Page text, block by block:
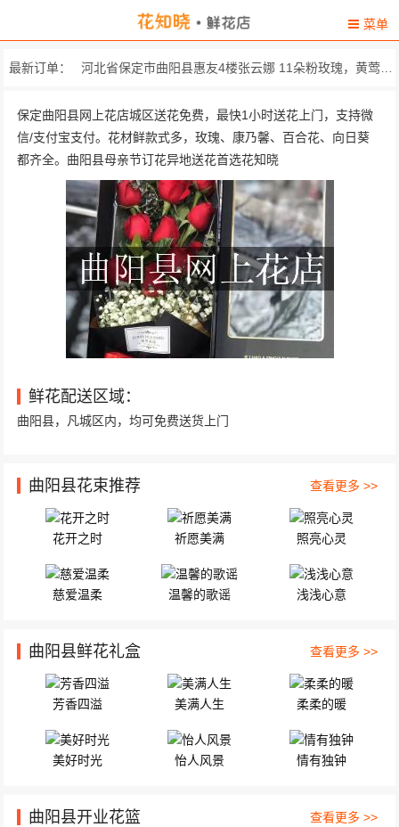
菜单
最新订单：
河北省曲阳县百通新苑 精品红玫瑰19枝,搭配黄英...
曲阳县恒阳中学 精选11朵顶级红玫瑰，一...
永宁花园一期8号楼西单元203 精心挑选11枝顶级红玫瑰
保定曲阳县网上花店城区送花免费，最快1小时送花上门，支持微
信/支付宝支付。花材鲜款式多，玫瑰、康乃馨、百合花、向日葵
都齐全。曲阳县母亲节订花异地送花首选花知晓
鲜花配送区域：
曲阳县，凡城区内，均可免费送货上门
曲阳县花束推荐 查看更多 >>
花开之时 祈愿美满 照亮心灵
慈爱温柔 温馨的歌谣 浅浅心意
曲阳县鲜花礼盒 查看更多 >>
芳香四溢 美满人生 柔柔的暖
美好时光 怡人风景 情有独钟
曲阳县开业花篮 查看更多 >>